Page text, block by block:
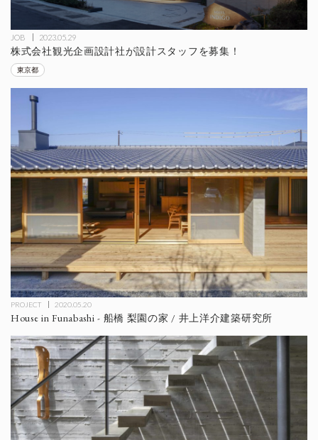
JOB 2023.05.29
株式会社観光企画設計社が設計スタッフを募集！
東京都
PROJECT 2020.05.20
House in Funabashi - 船橋 梨園の家 / 井上洋介建築研究所